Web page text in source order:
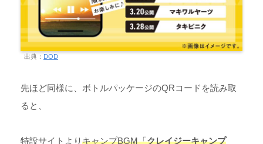
出典： DOD
先ほど同様に、ボトルパッケージのQRコードを読み取
ると、
特設サイトよりキャンプBGM「クレイジーキャンプ